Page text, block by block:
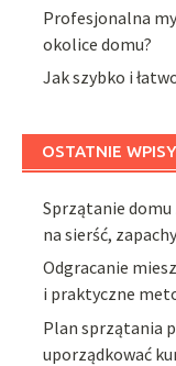
Profesjonalna
okolice domu?
Jak szybko i
OSTATNIE WPISY
Sprzątanie
na sierść,
Odgracanie
i praktyczne
Plan sprzątania
uporządkować